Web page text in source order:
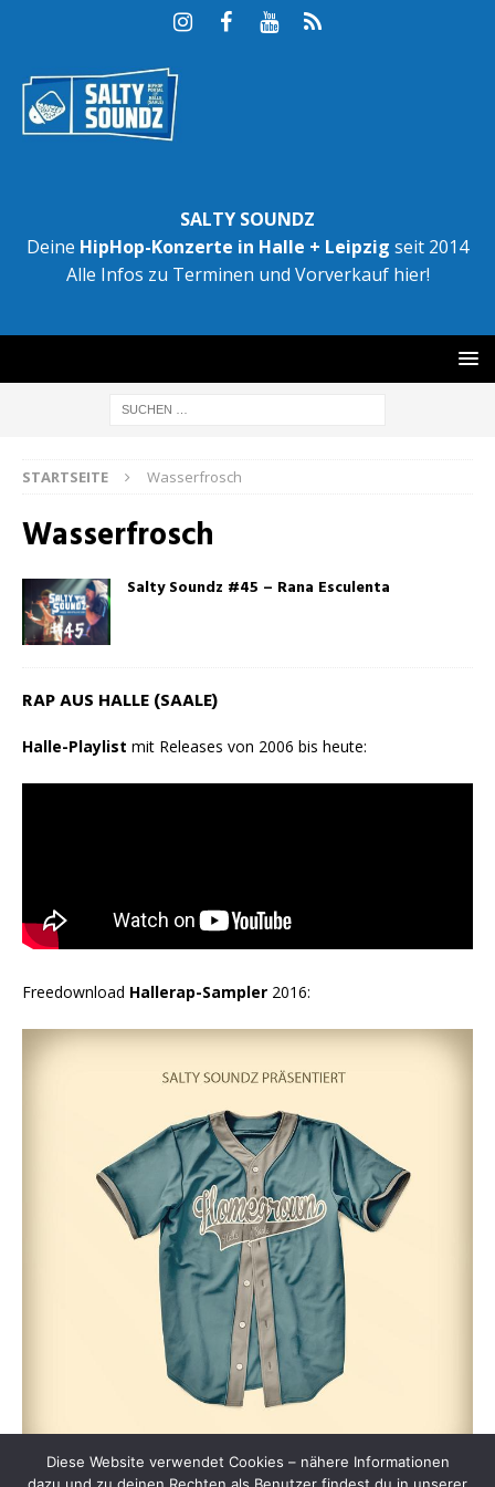
SALTY SOUNDZ
Deine HipHop-Konzerte in Halle + Leipzig seit 2014
Alle Infos zu Terminen und Vorverkauf hier!
STARTSEITE Wasserfrosch
Wasserfrosch
Salty Soundz #45 – Rana Esculenta
RAP AUS HALLE (SAALE)
Halle-Playlist mit Releases von 2006 bis heute:
Freedownload Hallerap-Sampler 2016:
Diese Website verwendet Cookies – nähere Informationen